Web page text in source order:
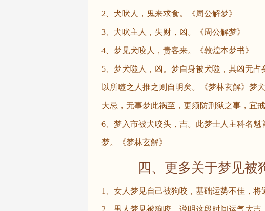
2、犬吠人，鬼来求食。《周公解梦》
3、犬吠主人，失财，凶。《周公解梦》
4、梦见犬咬人，贵客来。《敦煌本梦书》
5、梦犬噬人，凶。梦自身被犬噬，其凶无
以所噬之人推之则自明矣。《梦林玄解》梦
大忌，无事梦此祸至，更须防刑狱之事，宜
6、梦入市被犬咬头，吉。此梦士人主科名
梦。《梦林玄解》
四、更多关于梦见被
1、女人梦见自己被狗咬，基础运势不佳，将
2、男人梦见被狗咬，说明这段时间运气大